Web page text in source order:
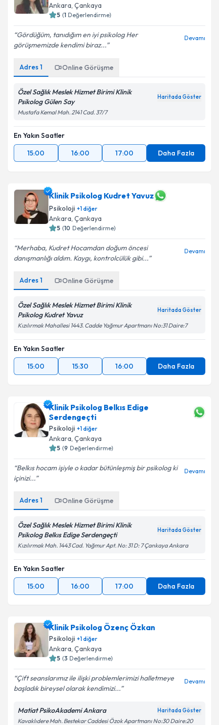
Ankara, Çankaya
5 (1 Değerlendirme)
Gördüğüm, tanıdığım en iyi psikolog Her
görüşmemizde kendimi biraz...
Devamı
Adres 1 Online Görüşme
Özel Sağlık Meslek Hizmet Birimi Klinik
Psikolog Gülen Say
Haritada Göster
Mustafa Kemal Mah. 2141 Cad. 37/7
En Yakın Saatler
15:00
16:00 17:00 Daha Fazla
Klinik Psikolog Kudret Yavuz
Psikoloji +1diğer
Ankara, Çankaya
5 (10 Değerlendirme)
Merhaba, Kudret Hocamdan doğum öncesi
danışmanlığı aldım. Kaygı, kontrolcülük gibi...
Devamı
Adres 1 Online Görüşme
Özel Sağlık Meslek Hizmet Birimi Klinik
Psikolog Kudret Yavuz
Haritada Göster
Kızılırmak Mahallesi 1443. Cadde Yağmur Apartmanı No:31 Daire:7
En Yakın Saatler
15:00
15:30 16:00 Daha Fazla
Klinik Psikolog Belkıs Edige
Serdengeçti
Psikoloji +1diğer
Ankara, Çankaya
5 (9 Değerlendirme)
Belkıs hocam işiyle o kadar bütünleşmiş bir psikolog ki
içinizi...
Devamı
Adres 1 Online Görüşme
Özel Sağlık Meslek Hizmet Birimi Klinik
Psikolog Belkıs Edige Serdengeçti
Haritada Göster
Kızılırmak Mah. 1443 Cad. Yağmur Apt. No: 31 D: 7 Çankaya Ankara
En Yakın Saatler
15:00
16:00 17:00 Daha Fazla
Klinik Psikolog Özenç Özkan
Psikoloji +1diğer
Ankara, Çankaya
5 (3 Değerlendirme)
Çift seanslarımız ile ilişki problemlerimizi halletmeye
başladık bireysel olarak kendimizi...
Devamı
Matiat PsikoAkademi Ankara Haritada Göster
Kavaklıdere Mah. Bestekar Caddesi Özok Apartmanı No:30 Daire:20